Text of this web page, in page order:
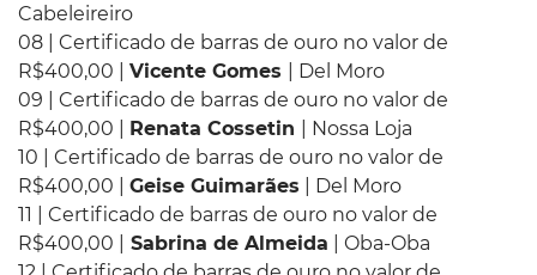
Cabeleireiro
08 | Certificado de barras de ouro no valor de
R$400,00 | Vicente Gomes
| Del Moro
09 | Certificado de barras de ouro no valor de
R$400,00 | Renata Cossetin
| Nossa Loja
10 | Certificado de barras de ouro no valor de
R$400,00 | Geise Guimarães | Del Moro
11 | Certificado de barras de ouro no valor de
R$400,00 |
Sabrina de Almeida | Oba-Oba